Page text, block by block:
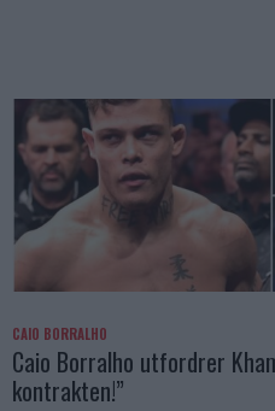
CAIO BORRALHO
Caio Borralho utfordrer
kontrakten!”